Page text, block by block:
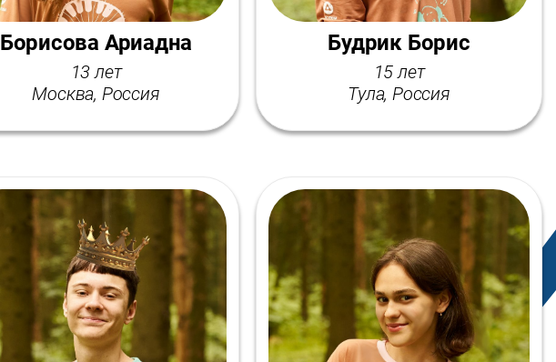
Борисова Ариадна
13 лет
Москва, Россия
Будрик Борис
15 лет
Тула, Россия